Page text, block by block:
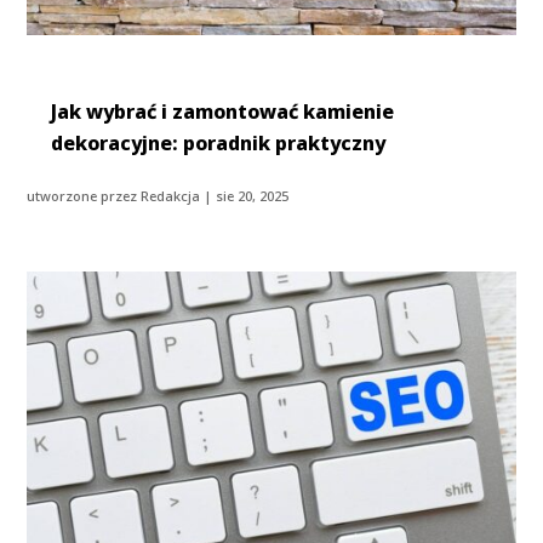
Jak wybrać i zamontować kamienie
dekoracyjne: poradnik praktyczny
utworzone przezRedakcja | sie 20, 2025